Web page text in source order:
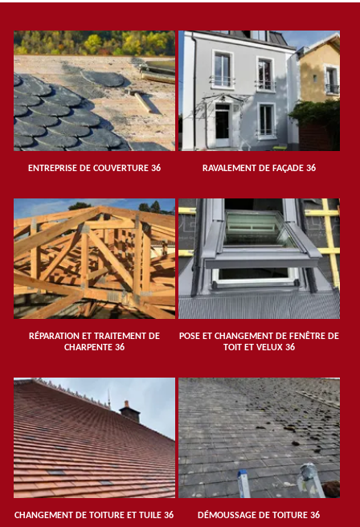
ENTREPRISE DE COUVERTURE 36 RAVALEMENT DE FAÇADE 36
RÉPARATION ET TRAITEMENT DE
CHARPENTE 36
POSE ET CHANGEMENT DE FENÊTRE DE
TOIT ET VELUX 36
CHANGEMENT DE TOITURE ET TUILE 36 DÉMOUSSAGE DE TOITURE 36